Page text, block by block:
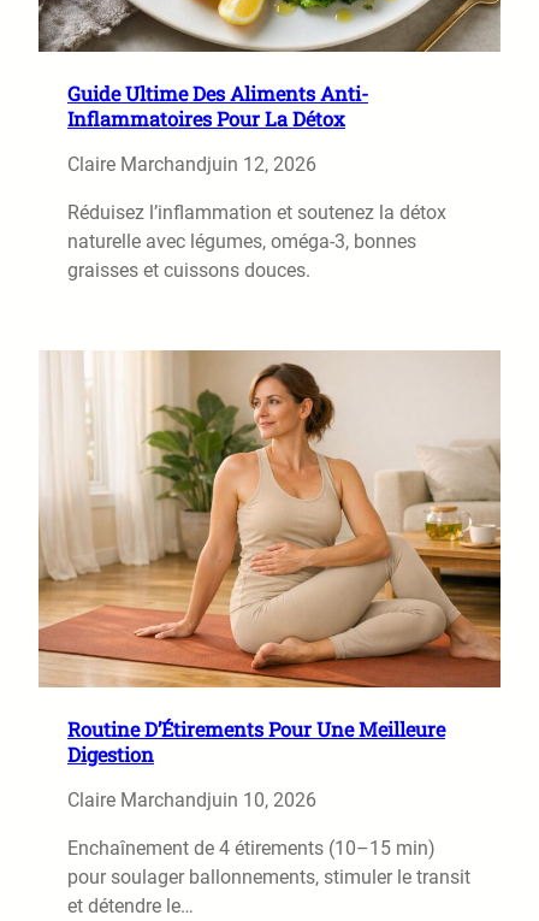
Guide Ultime Des Aliments Anti-
Inflammatoires Pour La Détox
Claire Marchandjuin 12, 2026
Réduisez l’inflammation et soutenez la détox
naturelle avec légumes, oméga‑3, bonnes
graisses et cuissons douces.
Routine D’Étirements Pour Une Meilleure
Digestion
Claire Marchandjuin 10, 2026
Enchaînement de 4 étirements (10–15 min)
pour soulager ballonnements, stimuler le transit
et détendre le…